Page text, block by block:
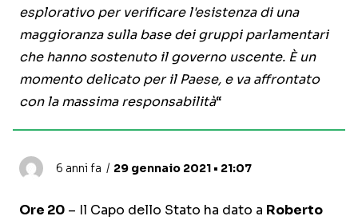
esplorativo per verificare l'esistenza di una
maggioranza sulla base dei gruppi parlamentari
che hanno sostenuto il governo uscente. È un
momento delicato per il Paese, e va affrontato
con la massima responsabilità“
6 anni fa 29 gennaio 2021 • 21:07
Ore 20 – Il Capo dello Stato ha dato a Roberto